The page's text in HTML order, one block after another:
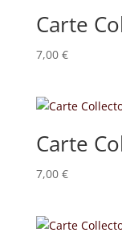
Carte
7,00 €
Carte
7,00 €